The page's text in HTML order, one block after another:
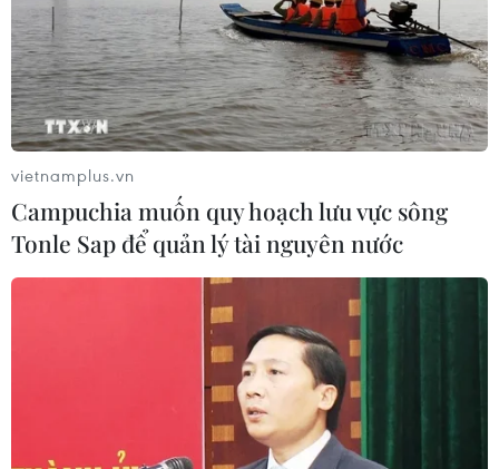
vietnamplus.vn
Campuchia muốn quy hoạch lưu vực sông
Tonle Sap để quản lý tài nguyên nước